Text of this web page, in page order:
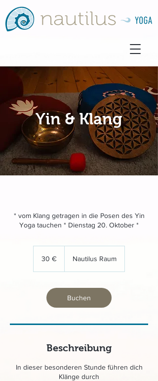
Yin & Klang
* vom Klang getragen in die Posen des Yin
Yoga tauchen * Dienstag 20. Oktober *
30 € Nautilus Raum
Buchen
Beschreibung
In dieser besonderen Stunde führen dich
Klänge durch